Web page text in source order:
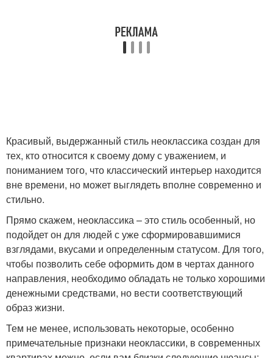
Красивый, выдержанный стиль неоклассика создан для
тех, кто относится к своему дому с уважением, и
пониманием того, что классический интерьер находится
вне времени, но может выглядеть вполне современно и
стильно.
Прямо скажем, неоклассика – это стиль особенный, но
подойдет он для людей с уже сформировавшимися
взглядами, вкусами и определенным статусом. Для того,
чтобы позволить себе оформить дом в чертах данного
направления, необходимо обладать не только хорошими
денежными средствами, но вести соответствующий
образ жизни.
Тем не менее, использовать некоторые, особенно
примечательные признаки неоклассики, в современных